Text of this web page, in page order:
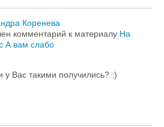
Коренева
комментарий к материалу На
А вам слабо
у Вас такими получились? :)